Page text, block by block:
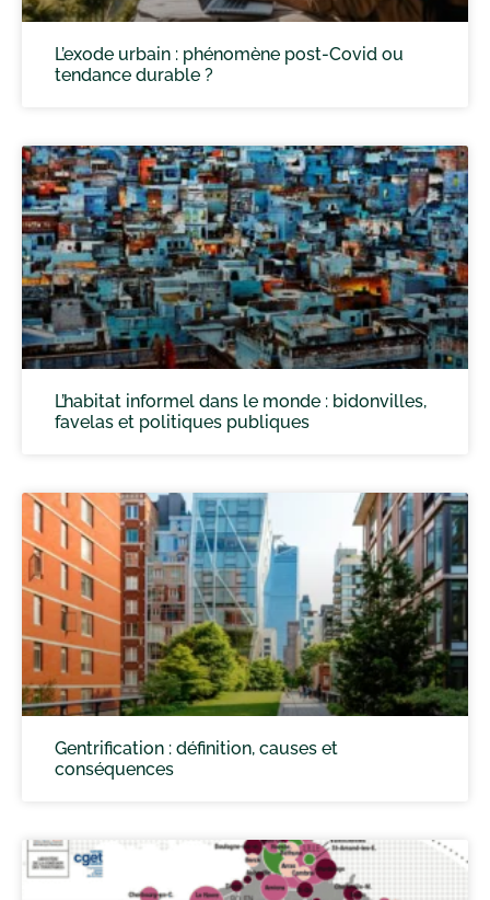
L’exode urbain : phénomène post-Covid ou
tendance durable ?
L’habitat informel dans le monde : bidonvilles,
favelas et politiques publiques
Gentrification : définition, causes et
conséquences